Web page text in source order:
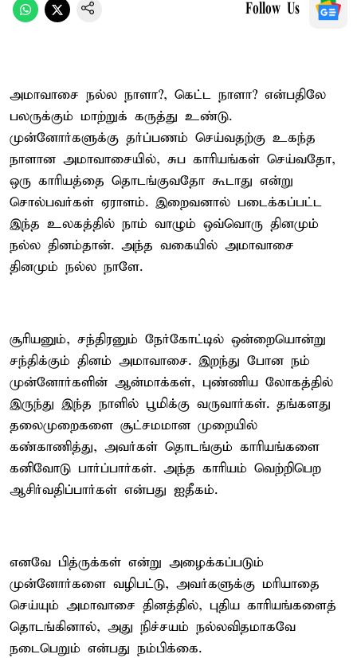
Follow Us
அமாவாசை நல்ல நாளா?, கெட்ட நாளா? என்பதிலே
பலருக்கும் மாற்றுக் கருத்து உண்டு.
முன்னோர்களுக்கு தர்ப்பணம் செய்வதற்கு உகந்த
நாளான அமாவாசையில், சுப காரியங்கள் செய்வதோ,
ஒரு காரியத்தை தொடங்குவதோ கூடாது என்று
சொல்பவர்கள் ஏராளம். இறைவனால் படைக்கப்பட்ட
இந்த உலகத்தில் நாம் வாழும் ஒவ்வொரு தினமும்
நல்ல தினம்தான். அந்த வகையில் அமாவாசை
தினமும் நல்ல நாளே.
சூரியனும், சந்திரனும் நேர்கோட்டில் ஒன்றையொன்று
சந்திக்கும் தினம் அமாவாசை. இறந்து போன நம்
முன்னோர்களின் ஆன்மாக்கள், புண்ணிய லோகத்தில்
இருந்து இந்த நாளில் பூமிக்கு வருவார்கள். தங்களது
தலைமுறைகளை சூட்சமமான முறையில்
கண்காணித்து, அவர்கள் தொடங்கும் காரியங்களை
கனிவோடு பார்ப்பார்கள். அந்த காரியம் வெற்றிபெற
ஆசிர்வதிப்பார்கள் என்பது ஐதீகம்.
எனவே பித்ருக்கள் என்று அழைக்கப்படும்
முன்னோர்களை வழிபட்டு, அவர்களுக்கு மரியாதை
செய்யும் அமாவாசை தினத்தில், புதிய காரியங்களைத்
தொடங்கினால், அது நிச்சயம் நல்லவிதமாகவே
நடைபெறும் என்பது நம்பிக்கை.